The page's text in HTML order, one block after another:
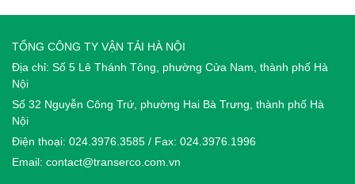
TỔNG CÔNG TY VẬN TẢI HÀ NỘI
Địa chỉ: Số 5 Lê Thánh Tông, phường Cửa Nam, thành phố Hà
Nội
Số 32 Nguyễn Công Trứ, phường Hai Bà Trưng, thành phố Hà
Nội
Điện thoại: 024.3976.3585 / Fax: 024.3976.1996
Email: contact@transerco.com.vn